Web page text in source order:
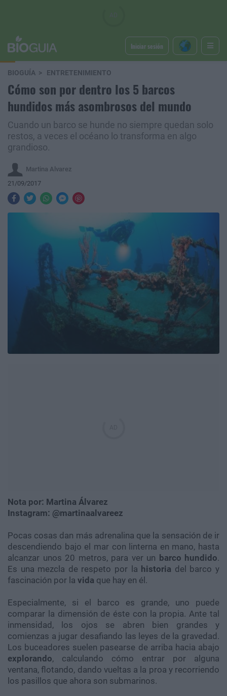
Iniciar sesión
BIOGUÍA ENTRETENIMIENTO
Cómo son por dentro los 5 barcos
hundidos más asombrosos del mundo
Cuando un barco se hunde no siempre quedan solo
restos, a veces el océano lo transforma en algo
grandioso.
Martina Alvarez
21/09/2017
Nota por: Martina Álvarez
Instagram: @martinaalvareez
Pocas cosas dan más adrenalina que la sensación de ir
descendiendo bajo el mar con linterna en mano, hasta
alcanzar unos 20 metros, para ver un barco hundido.
Es una mezcla de respeto por la historia del barco y
fascinación por la vida que hay en él.
Especialmente, si el barco es grande, uno puede
comparar la dimensión de éste con la propia. Ante tal
inmensidad, los ojos se abren bien grandes y
comienzas a jugar desafiando las leyes de la gravedad.
Los buceadores suelen pasearse de arriba hacia abajo
explorando, calculando cómo entrar por alguna
ventana, flotando, dando vueltas a la proa y recorriendo
los pasillos que ahora son submarinos.